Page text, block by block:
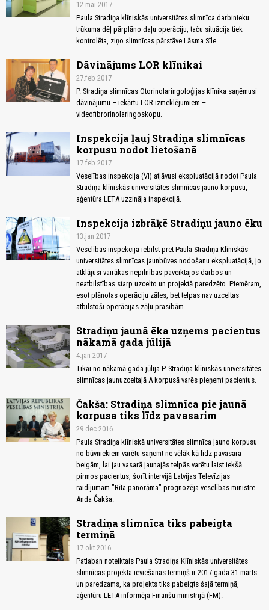
12.mai 2017
Paula Stradiņa klīniskās universitātes slimnīca darbinieku
trūkuma dēļ pārplāno daļu operāciju, taču situācija tiek
kontrolēta, ziņo slimnīcas pārstāve Lāsma Sīle.
Dāvinājums LOR klīnikai
27.feb 2017
P. Stradiņa slimnīcas Otorinolaringoloģijas klīnika saņēmusi
dāvinājumu – iekārtu LOR izmeklējumiem –
videofibrorinolaringoskopu.
Inspekcija ļauj Stradiņa slimnīcas
korpusu nodot lietošanā
17.feb 2017
Veselības inspekcija (VI) atļāvusi ekspluatācijā nodot Paula
Stradiņa klīniskās universitātes slimnīcas jauno korpusu,
aģentūra LETA uzzināja inspekcijā.
Inspekcija izbrāķē Stradiņu jauno ēku
13.jan 2017
Veselības inspekcija iebilst pret Paula Stradiņa Klīniskās
universitātes slimnīcas jaunbūves nodošanu ekspluatācijā, jo
atklājusi vairākas nepilnības paveiktajos darbos un
neatbilstības starp uzcelto un projektā paredzēto. Piemēram,
esot plānotas operāciju zāles, bet telpas nav uzceltas
atbilstoši operācijas zāļu prasībām.
Stradiņu jaunā ēka uzņems pacientus
nākamā gada jūlijā
4.jan 2017
Tikai no nākamā gada jūlija P. Stradiņa klīniskās universitātes
slimnīcas jaunuzceltajā A korpusā varēs pieņemt pacientus.
Čakša: Stradiņa slimnīca pie jaunā
korpusa tiks līdz pavasarim
29.dec 2016
Paula Stradiņa klīniskā universitātes slimnīca jauno korpusu
no būvniekiem varētu saņemt ne vēlāk kā līdz pavasara
beigām, lai jau vasarā jaunajās telpās varētu laist iekšā
pirmos pacientus, šorīt intervijā Latvijas Televīzijas
raidījumam "Rīta panorāma" prognozēja veselības ministre
Anda Čakša.
Stradiņa slimnīca tiks pabeigta
termiņā
17.okt 2016
Patlaban noteiktais Paula Stradiņa Klīniskās universitātes
slimnīcas projekta ieviešanas termiņš ir 2017.gada 31.marts
un paredzams, ka projekts tiks pabeigts šajā termiņā,
aģentūru LETA informēja Finanšu ministrijā (FM).